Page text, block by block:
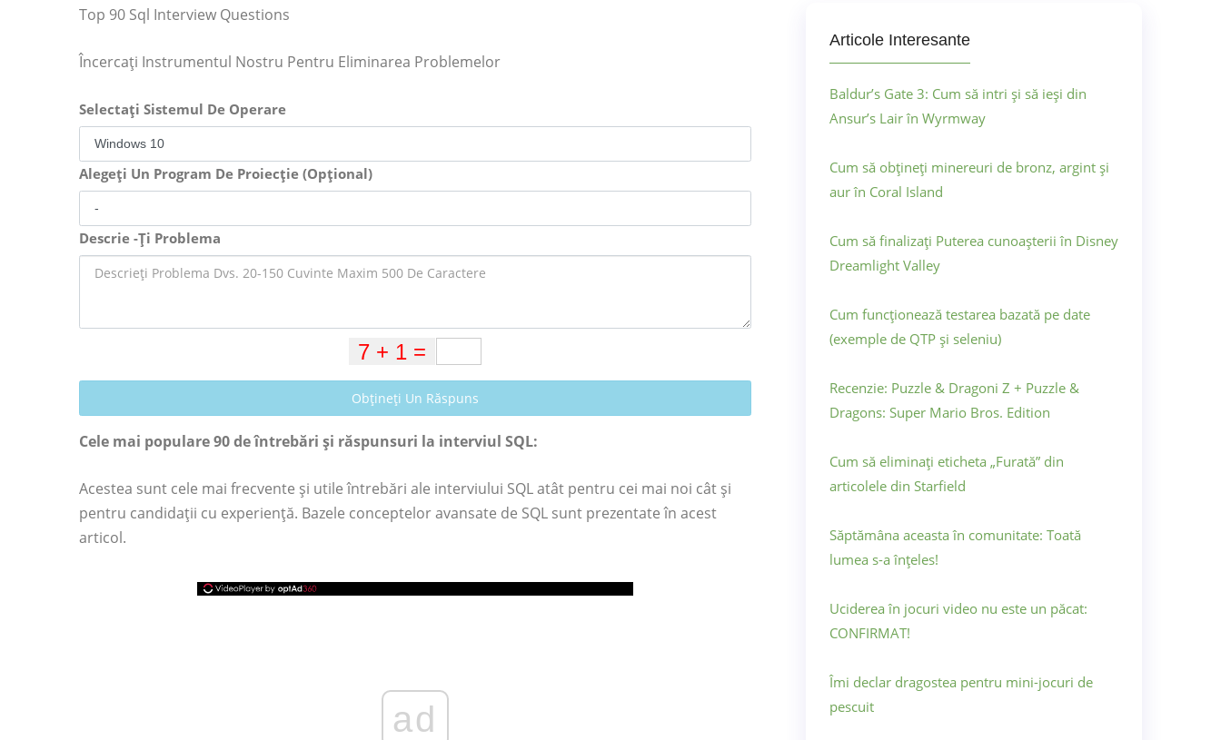
Top 90 Sql Interview Questions
Încercați Instrumentul Nostru Pentru Eliminarea Problemelor
Selectați Sistemul De Operare
Alegeți Un Program De Proiecție (Opțional)
Descrie -Ți Problema
Obțineți Un Răspuns
Cele mai populare 90 de întrebări și răspunsuri la interviul SQL:
Acestea sunt cele mai frecvente și utile întrebări ale interviului SQL atât pentru cei mai noi cât și
pentru candidații cu experiență. Bazele conceptelor avansate de SQL sunt prezentate în acest
articol.
ad
Articole Interesante
Baldur’s Gate 3: Cum să intri și să ieși din
Ansur’s Lair în Wyrmway
Cum să obțineți minereuri de bronz, argint și
aur în Coral Island
Cum să finalizați Puterea cunoașterii în Disney
Dreamlight Valley
Cum funcționează testarea bazată pe date
(exemple de QTP și seleniu)
Recenzie: Puzzle & Dragoni Z + Puzzle &
Dragons: Super Mario Bros. Edition
Cum să eliminați eticheta „Furată” din
articolele din Starfield
Săptămâna aceasta în comunitate: Toată
lumea s-a înțeles!
Uciderea în jocuri video nu este un păcat:
CONFIRMAT!
Îmi declar dragostea pentru mini-jocuri de
pescuit